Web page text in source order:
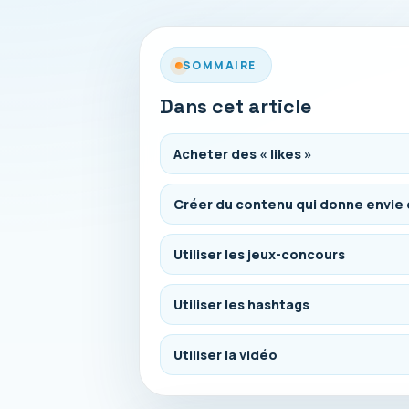
SOMMAIRE
Dans cet article
Acheter des « likes »
Créer du contenu qui donne envie
Utiliser les jeux-concours
Utiliser les hashtags
Utiliser la vidéo